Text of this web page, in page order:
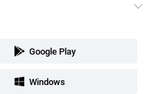
Google Play
Windows